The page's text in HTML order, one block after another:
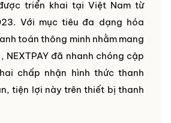
triển khai tại Việt Nam từ
Với mục tiêu đa dạng hóa
toán thông minh nhằm mang
NEXTPAY đã nhanh chóng cập
chấp nhận hình thức thanh
tiện lợi này trên thiết bị thanh